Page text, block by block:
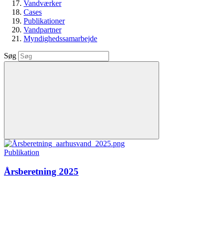
Vandværker
Cases
Publikationer
Vandpartner
Myndighedssamarbejde
Søg
Publikation
Årsberetning 2025